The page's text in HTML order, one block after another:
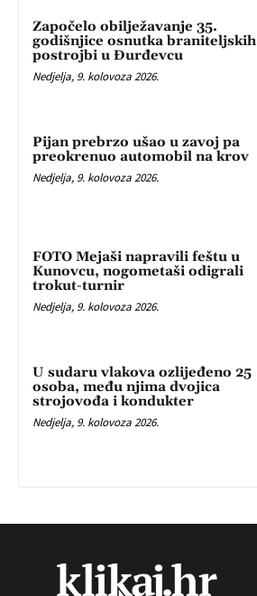
Započelo obilježavanje 35.
godišnjice osnutka braniteljskih
postrojbi u Đurđevcu
Nedjelja, 9. kolovoza 2026.
Pijan prebrzo ušao u zavoj pa
preokrenuo automobil na krov
Nedjelja, 9. kolovoza 2026.
FOTO Mejaši napravili feštu u
Kunovcu, nogometaši odigrali
trokut-turnir
Nedjelja, 9. kolovoza 2026.
U sudaru vlakova ozlijeđeno 25
osoba, među njima dvojica
strojovođa i kondukter
Nedjelja, 9. kolovoza 2026.